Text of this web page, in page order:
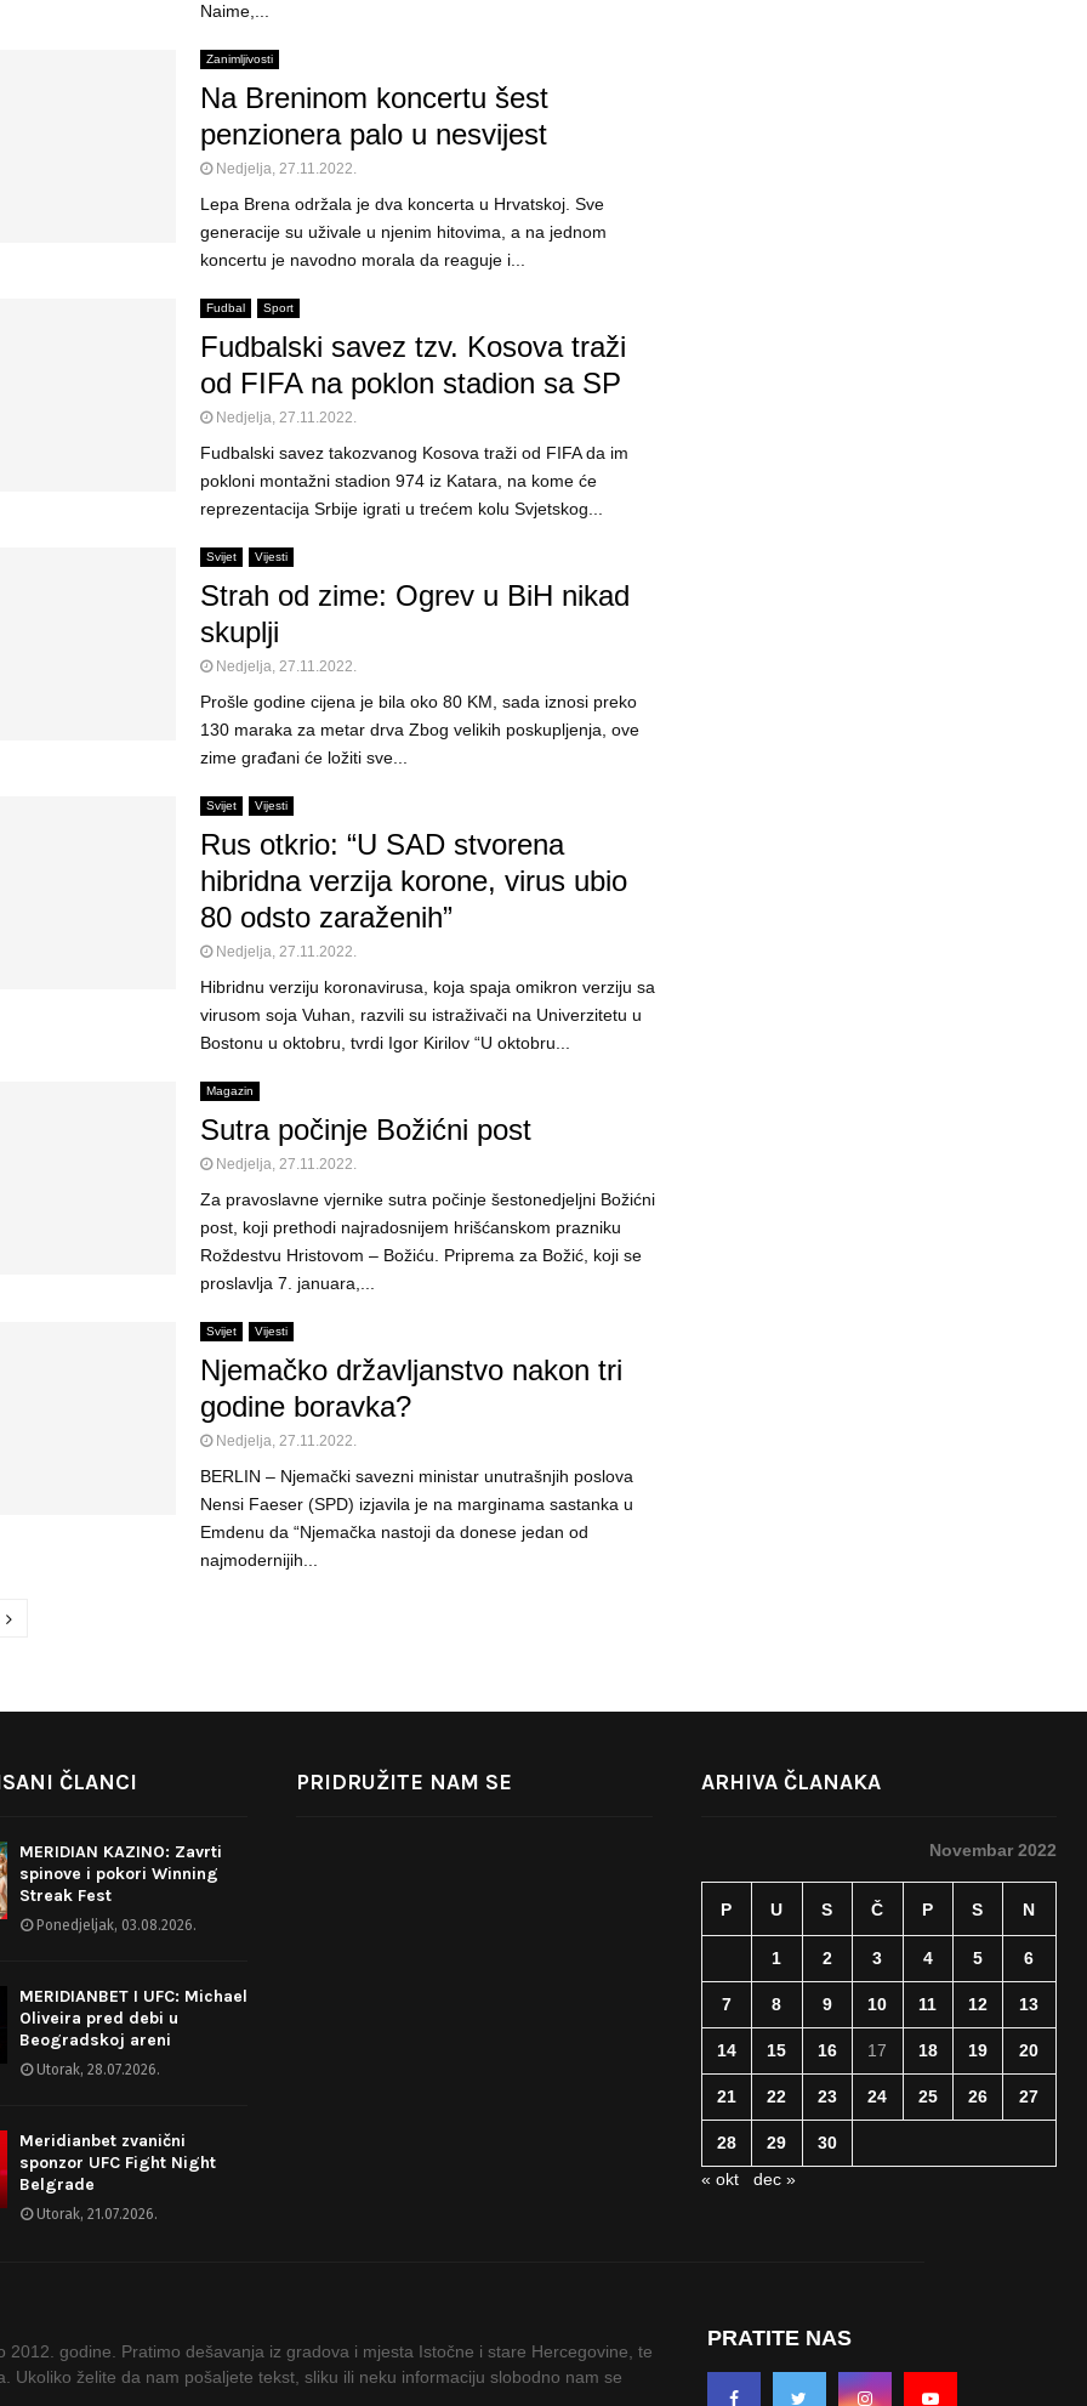
Naime,...
Zanimljivosti
Na Breninom koncertu šest
penzionera palo u nesvijest
Nedjelja, 27.11.2022.
Lepa Brena održala je dva koncerta u Hrvatskoj. Sve
generacije su uživale u njenim hitovima, a na jednom
koncertu je navodno morala da reaguje i...
Fudbal Sport
Fudbalski savez tzv. Kosova traži
od FIFA na poklon stadion sa SP
Nedjelja, 27.11.2022.
​Fudbalski savez takozvanog Kosova traži od FIFA da im
pokloni montažni stadion 974 iz Katara, na kome će
reprezentacija Srbije igrati u trećem kolu Svjetskog...
Svijet Vijesti
Strah od zime: Ogrev u BiH nikad
skuplji
Nedjelja, 27.11.2022.
Prošle godine cijena je bila oko 80 KM, sada iznosi preko
130 maraka za metar drva Zbog velikih poskupljenja, ove
zime građani će ložiti sve...
Svijet Vijesti
Rus otkrio: “U SAD stvorena
hibridna verzija korone, virus ubio
80 odsto zaraženih”
Nedjelja, 27.11.2022.
Hibridnu verziju koronavirusa, koja spaja omikron verziju sa
virusom soja Vuhan, razvili su istraživači na Univerzitetu u
Bostonu u oktobru, tvrdi Igor Kirilov “U oktobru...
Magazin
Sutra počinje Božićni post
Nedjelja, 27.11.2022.
Za pravoslavne vjernike sutra počinje šestonedjeljni Božićni
post, koji prethodi najradosnijem hrišćanskom prazniku
Roždestvu Hristovom – Božiću. Priprema za Božić, koji se
proslavlja 7. januara,...
Svijet Vijesti
Njemačko državljanstvo nakon tri
godine boravka?
Nedjelja, 27.11.2022.
BERLIN – Njemački savezni ministar unutrašnjih poslova
Nensi Faeser (SPD) izjavila je na marginama sastanka u
Emdenu da “Njemačka nastoji da donese jedan od
najmodernijih...
ČLANCI
MERIDIAN KAZINO: Zavrti
spinove i pokori Winning
Streak Fest
Ponedjeljak, 03.08.2026.
MERIDIANBET I UFC: Michael
Oliveira pred debi u
Beogradskoj areni
Utorak, 28.07.2026.
Meridianbet zvanični
sponzor UFC Fight Night
Belgrade
Utorak, 21.07.2026.
PRIDRUŽITE NAM SE ARHIVA ČLANAKA
Novembar 2022
P U S Č P S N
1 2 3 4 5 6
7 8 9 10 11 12 13
14 15 16 17 18 19 20
21 22 23 24 25 26 27
28 29
30
« okt
dec »
2012. godine. Pratimo dešavanja iz gradova i mjesta Istočne i stare Hercegovine, te
Ukoliko želite da nam pošaljete tekst, sliku ili neku informaciju slobodno nam se
PRATITE NAS